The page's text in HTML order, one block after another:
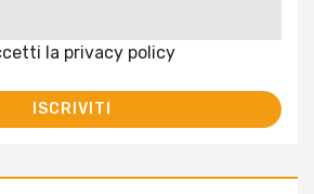
la privacy policy